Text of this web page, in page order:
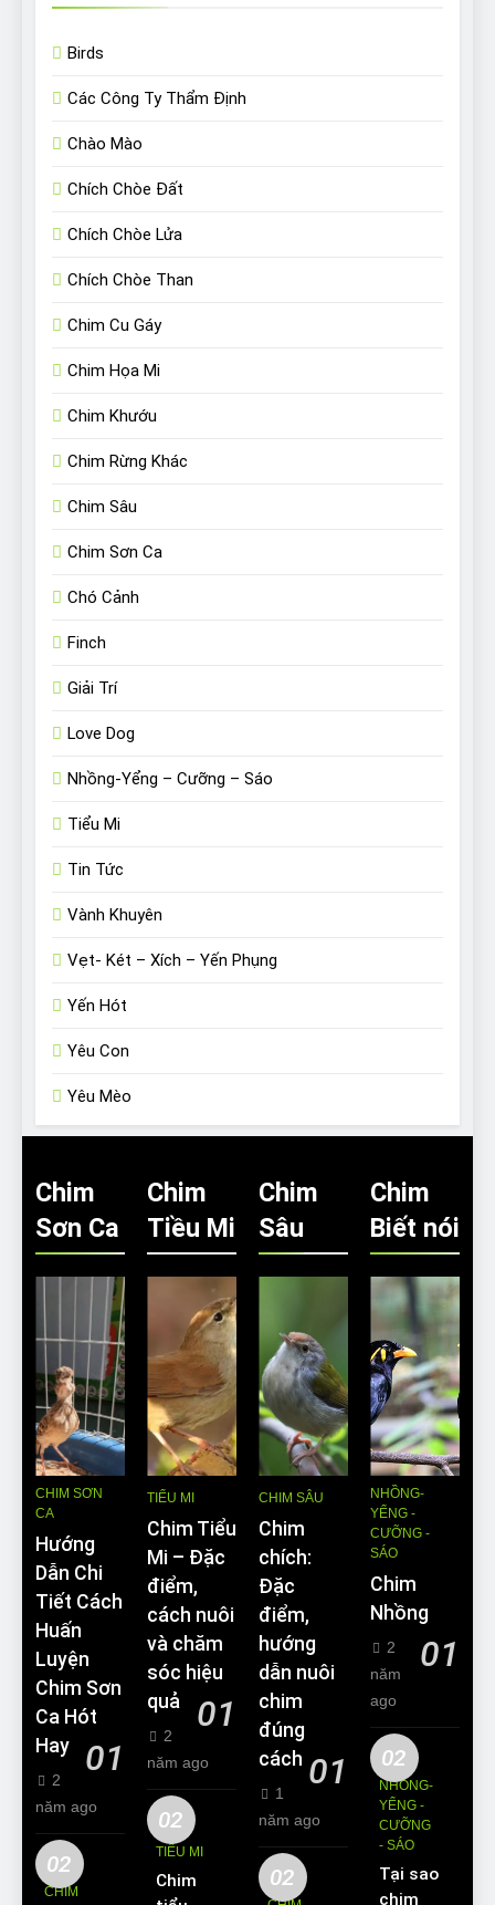
Birds
Các Công Ty Thẩm Định
Chào Mào
Chích Chòe Đất
Chích Chòe Lửa
Chích Chòe Than
Chim Cu Gáy
Chim Họa Mi
Chim Khướu
Chim Rừng Khác
Chim Sâu
Chim Sơn Ca
Chó Cảnh
Finch
Giải Trí
Love Dog
Nhồng-Yểng – Cưỡng – Sáo
Tiểu Mi
Tin Tức
Vành Khuyên
Vẹt- Két – Xích – Yến Phụng
Yến Hót
Yêu Con
Yêu Mèo
Chim
Sơn Ca
CHIM SƠN
CA
Hướng
Dẫn Chi
Tiết Cách
Huấn
Luyện
Chim Sơn
Ca Hót
Hay
01
2
năm ago
02
CHIM
Chim
Tiều Mi
TIỂU MI
Chim Tiểu
Mi – Đặc
điểm,
cách nuôi
và chăm
sóc hiệu
quả
01
2
năm ago
02
TIỂU MI
Chim
Chim
Sâu
CHIM SÂU
Chim
chích:
Đặc
điểm,
hướng
dẫn nuôi
chim
đúng
cách 01
1
năm ago
02
Chim
Biết nói
NHỒNG-
YỂNG -
CƯỠNG -
SÁO
Chim
Nhồng
01
2
năm
ago
02
NHỒNG-
YỂNG -
CƯỠNG
- SÁO
Tại sao
chim